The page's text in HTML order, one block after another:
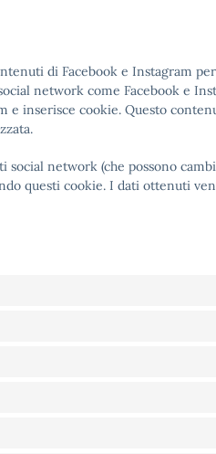
di Facebook e Instagram
network come Facebook e
e inserisce cookie. Questo
network (che possono
questi cookie. I dati ottenuti